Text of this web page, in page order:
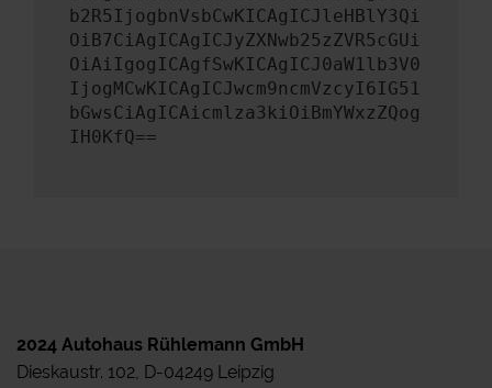
b2R5IjogbnVsbCwKICAgICJleHBlY3Qi
OiB7CiAgICAgICJyZXNwb25zZVR5cGUi
OiAiIgogICAgfSwKICAgICJ0aW1lb3V0
IjogMCwKICAgICJwcm9ncmVzcyI6IG51
bGwsCiAgICAicmlza3kiOiBmYWxzZQog
IH0KfQ==
2024 Autohaus Rühlemann GmbH
Dieskaustr. 102, D-04249 Leipzig